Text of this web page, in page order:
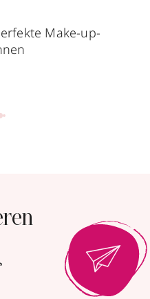
Make-up-